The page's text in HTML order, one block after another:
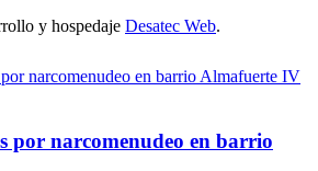
por narcomenudeo en barrio
y hospedaje Desatec Web.